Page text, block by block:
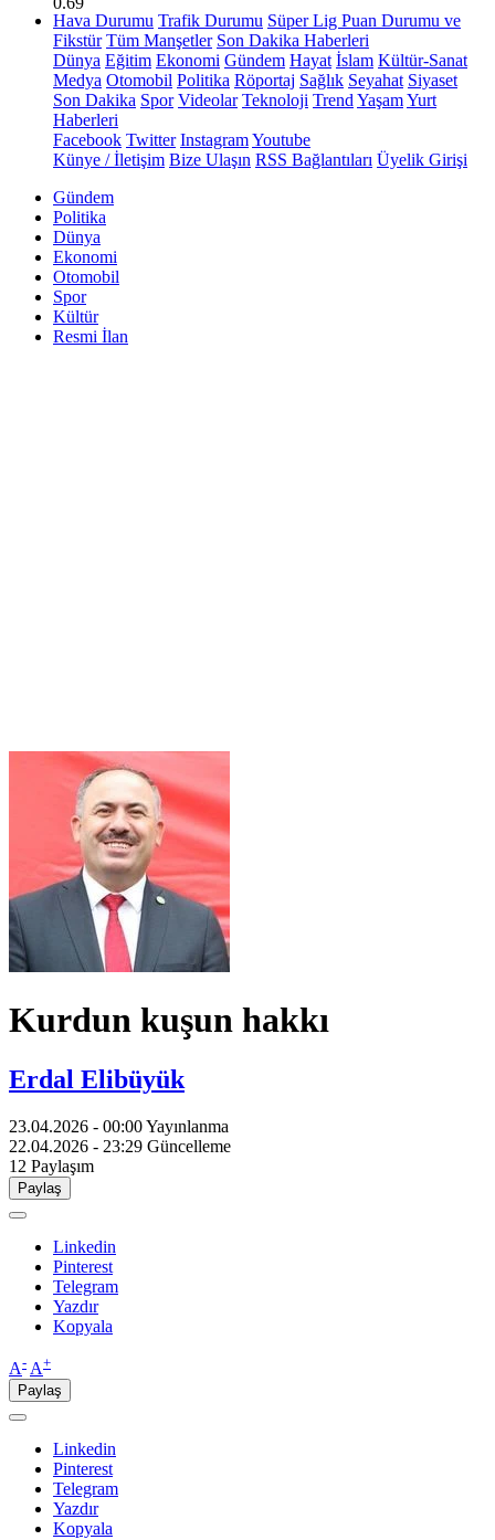
Hava Durumu Trafik Durumu Süper Lig Puan Durumu ve
Fikstür Tüm Manşetler Son Dakika Haberleri
Dünya Eğitim Ekonomi Gündem Hayat İslam Kültür-Sanat
Medya Otomobil Politika Röportaj Sağlık Seyahat Siyaset
Son Dakika Spor Videolar Teknoloji Trend YaşamYurt
Haberleri
Facebook Twitter InstagramYoutube
Künye / İletişim Bize Ulaşın RSS Bağlantıları Üyelik Girişi
Gündem
Politika
Dünya
Ekonomi
Otomobil
Spor
Kültür
Resmi İlan
Kurdun kuşun hakkı
Erdal Elibüyük
23.04.2026 - 00:00Yayınlanma
22.04.2026 - 23:29 Güncelleme
12 Paylaşım
Paylaş
Linkedin
Pinterest
Telegram
Yazdır
Kopyala
A- A+
Paylaş
Linkedin
Pinterest
Telegram
Yazdır
Kopyala